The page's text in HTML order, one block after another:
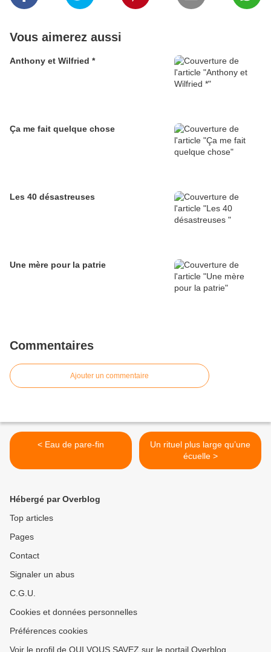
Vous aimerez aussi
Anthony et Wilfried *
Ça me fait quelque chose
Les 40 désastreuses
Une mère pour la patrie
Commentaires
Ajouter un commentaire
< Eau de pare-fin
Un rituel plus large qu’une
écuelle >
Hébergé par Overblog
Top articles
Pages
Contact
Signaler un abus
C.G.U.
Cookies et données personnelles
Préférences cookies
Voir le profil de QUI VOUS SAVEZ sur le portail Overblog